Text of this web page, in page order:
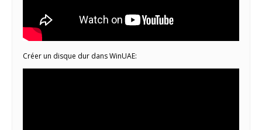
Créer un disque dur dans WinUAE: